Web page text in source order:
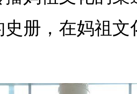
史册，在妈祖